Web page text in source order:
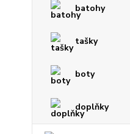
batohy
tašky
boty
doplňky